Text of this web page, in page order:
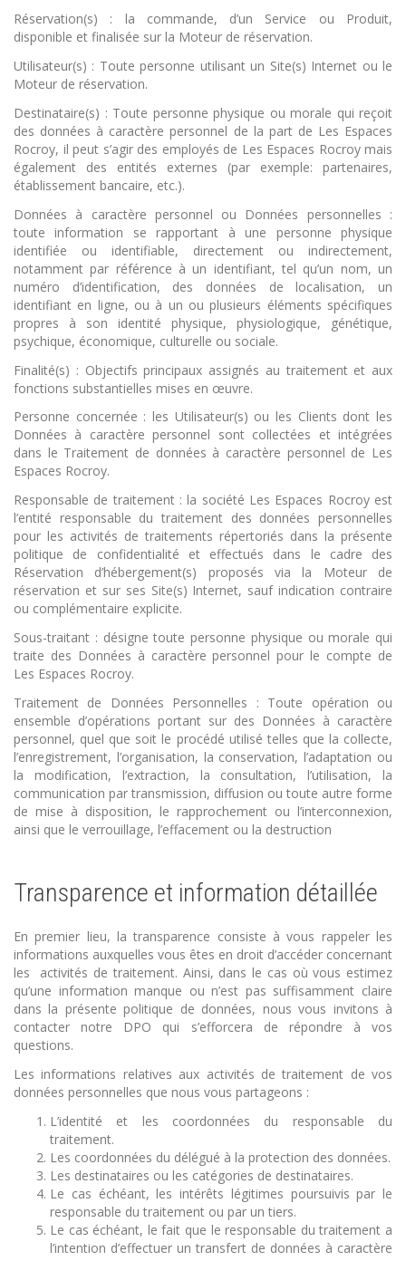
Réservation(s) : la commande, d’un Service ou Produit,
disponible et finalisée sur la Moteur de réservation.
Utilisateur(s) : Toute personne utilisant un Site(s) Internet ou le
Moteur de réservation.
Destinataire(s) : Toute personne physique ou morale qui reçoit
des données à caractère personnel de la part de Les Espaces
Rocroy, il peut s’agir des employés de Les Espaces Rocroy mais
également des entités externes (par exemple: partenaires,
établissement bancaire, etc.).
Données à caractère personnel ou Données personnelles :
toute information se rapportant à une personne physique
identifiée ou identifiable, directement ou indirectement,
notamment par référence à un identifiant, tel qu’un nom, un
numéro d’identification, des données de localisation, un
identifiant en ligne, ou à un ou plusieurs éléments spécifiques
propres à son identité physique, physiologique, génétique,
psychique, économique, culturelle ou sociale.
Finalité(s) : Objectifs principaux assignés au traitement et aux
fonctions substantielles mises en œuvre.
Personne concernée : les Utilisateur(s) ou les Clients dont les
Données à caractère personnel sont collectées et intégrées
dans le Traitement de données à caractère personnel de Les
Espaces Rocroy.
Responsable de traitement : la société Les Espaces Rocroy est
l’entité responsable du traitement des données personnelles
pour les activités de traitements répertoriés dans la présente
politique de confidentialité et effectués dans le cadre des
Réservation d’hébergement(s) proposés via la Moteur de
réservation et sur ses Site(s) Internet, sauf indication contraire
ou complémentaire explicite.
Sous-traitant : désigne toute personne physique ou morale qui
traite des Données à caractère personnel pour le compte de
Les Espaces Rocroy.
Traitement de Données Personnelles : Toute opération ou
ensemble d’opérations portant sur des Données à caractère
personnel, quel que soit le procédé utilisé telles que la collecte,
l’enregistrement, l’organisation, la conservation, l’adaptation ou
la modification, l’extraction, la consultation, l’utilisation, la
communication par transmission, diffusion ou toute autre forme
de mise à disposition, le rapprochement ou l’interconnexion,
ainsi que le verrouillage, l’effacement ou la destruction
Transparence et information détaillée
En premier lieu, la transparence consiste à vous rappeler les
informations auxquelles vous êtes en droit d’accéder concernant
les activités de traitement. Ainsi, dans le cas où vous estimez
qu’une information manque ou n’est pas suffisamment claire
dans la présente politique de données, nous vous invitons à
contacter notre DPO qui s’efforcera de répondre à vos
questions.
Les informations relatives aux activités de traitement de vos
données personnelles que nous vous partageons :
L’identité et les coordonnées du responsable du
traitement.
Les coordonnées du délégué à la protection des données.
Les destinataires ou les catégories de destinataires.
Le cas échéant, les intérêts légitimes poursuivis par le
responsable du traitement ou par un tiers.
Le cas échéant, le fait que le responsable du traitement a
l’intention d’effectuer un transfert de données à caractère